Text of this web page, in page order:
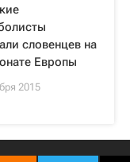
словенцев на
Европы
2015